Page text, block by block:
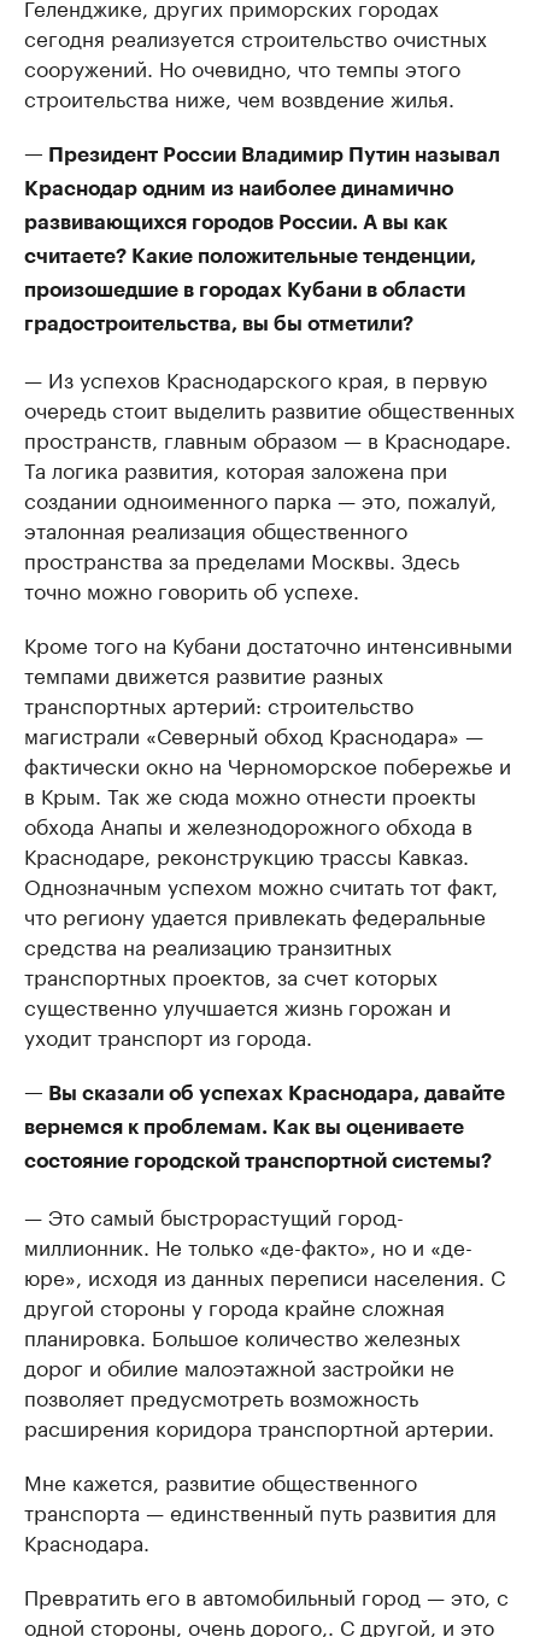
Геленджике, других приморских городах
сегодня реализуется строительство очистных
сооружений. Но очевидно, что темпы этого
строительства ниже, чем возвдение жилья.
— Президент России Владимир Путин называл
Краснодар одним из наиболее динамично
развивающихся городов России. А вы как
считаете? Какие положительные тенденции,
произошедшие в городах Кубани в области
градостроительства, вы бы отметили?
— Из успехов Краснодарского края, в первую
очередь стоит выделить развитие общественных
пространств, главным образом — в Краснодаре.
Та логика развития, которая заложена при
создании одноименного парка — это, пожалуй,
эталонная реализация общественного
пространства за пределами Москвы. Здесь
точно можно говорить об успехе.
Кроме того на Кубани достаточно интенсивными
темпами движется развитие разных
транспортных артерий: строительство
магистрали «Северный обход Краснодара» —
фактически окно на Черноморское побережье и
в Крым. Так же сюда можно отнести проекты
обхода Анапы и железнодорожного обхода в
Краснодаре, реконструкцию трассы Кавказ.
Однозначным успехом можно считать тот факт,
что региону удается привлекать федеральные
средства на реализацию транзитных
транспортных проектов, за счет которых
существенно улучшается жизнь горожан и
уходит транспорт из города.
— Вы сказали об успехах Краснодара, давайте
вернемся к проблемам. Как вы оцениваете
состояние городской транспортной системы?
— Это самый быстрорастущий город-
миллионник. Не только «де-факто», но и «де-
юре», исходя из данных переписи населения. С
другой стороны у города крайне сложная
планировка. Большое количество железных
дорог и обилие малоэтажной застройки не
позволяет предусмотреть возможность
расширения коридора транспортной артерии.
Мне кажется, развитие общественного
транспорта — единственный путь развития для
Краснодара.
Превратить его в автомобильный город — это, с
одной стороны, очень дорого,. С другой, и это